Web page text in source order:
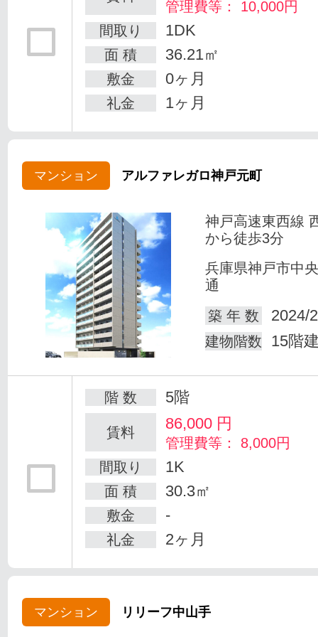
管理費等： 10,000円
間取り
1DK
面 積 36.21㎡
敷金 0ヶ月
礼金 1ヶ月
マンション アルファレガロ神戸元町
神戸高速東西線
から徒歩3分
兵庫県神戸市中
通
築 年 数
2024/
建物階数 15階
階 数 5階
賃料 86,000 円
管理費等： 8,000円
間取り
1K
面 積 30.3㎡
敷金 -
礼金 2ヶ月
マンション リリーフ中山手